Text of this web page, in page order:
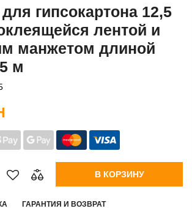
гипсокартона 12,5
лентой и
манжетом длиной
м
В КОРЗИНУ
ГАРАНТИЯ И ВОЗВРАТ